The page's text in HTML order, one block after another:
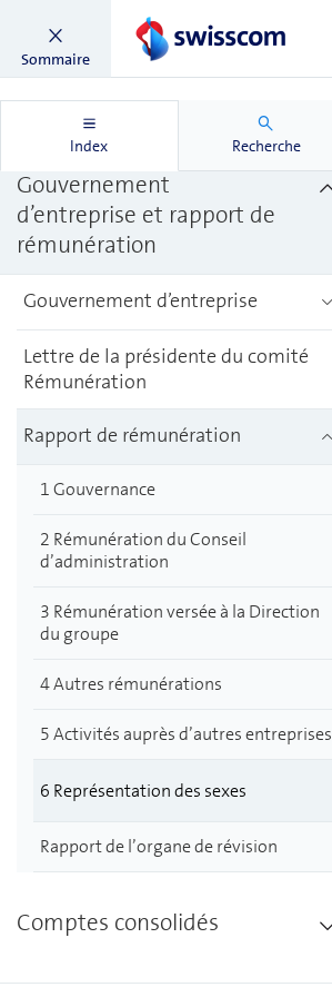
Sommaire
Index Recherche
Rapport sur les questions
non financières
Gouvernement
d’entreprise et rapport de
rémunération
Gouvernement d’entreprise
Lettre de la présidente du comité
Rémunération
Rapport de rémunération
1 Gouvernance
2 Rémunération du Conseil
d’administration
3 Rémunération versée à la Direction
du groupe
4 Autres rémunérations
5 Activités auprès d’autres entreprises
6 Représentation des sexes
Rapport de l’organe de révision
Comptes consolidés